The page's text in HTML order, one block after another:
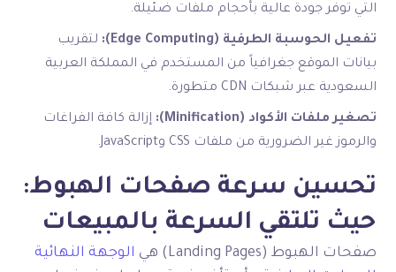
التي توفر جودة عالية بأحجام ملفات ضئيلة.
تفعيل الحوسبة الطرفية (Edge Computing):
لتقريب
بيانات الموقع جغرافياً من المستخدم في المملكة العربية
السعودية عبر شبكات CDN متطورة.
تصغير ملفات الأكواد (Minification):
إزالة كافة الفراغات
والرموز غير الضرورية من ملفات CSS وJavaScript.
تحسين سرعة صفحات الهبوط:
حيث تلتقي السرعة بالمبيعات
صفحات الهبوط (Landing Pages) هي
الوجهة النهائية